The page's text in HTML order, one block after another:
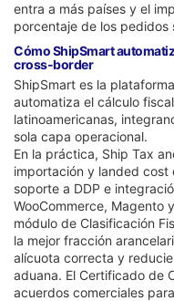
entra a más países y el
porcentaje de los pedidos
Cómo ShipSmart
cross-border
ShipSmart es la
automatiza el cálculo
latinoamericanas,
sola capa operacional.
En la práctica, Ship Tax
importación y landed cost
soporte a DDP e
WooCommerce, Magento
módulo de Clasificación
la mejor fracción
alícuota correcta y
aduana. El Certificado de
acuerdos comerciales